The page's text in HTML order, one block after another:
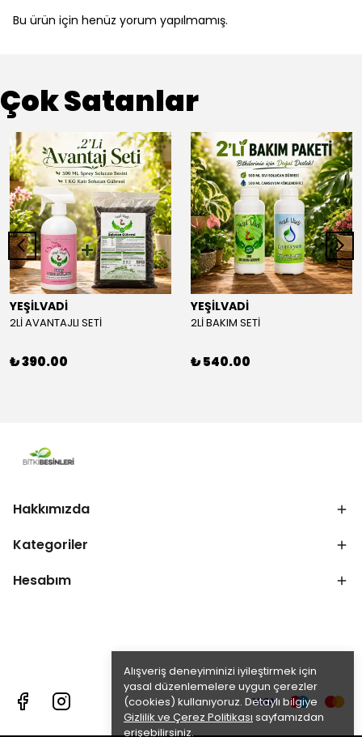
Alışveriş deneyiminizi iyileştirmek için
yasal düzenlemelere uygun çerezler
(cookies) kullanıyoruz. Detaylı bilgiye
Gizlilik ve Çerez Politikası sayfamızdan
erişebilirsiniz.
Bu ürün için henüz yorum yapılmamış.
Çok Satanlar
YEŞİLVADİ
2Lİ AVANTAJLI SETİ
₺ 390.00
YEŞİLVADİ
2Lİ BAKIM SETİ
₺ 540.00
Hakkımızda
Kategoriler
Hesabım